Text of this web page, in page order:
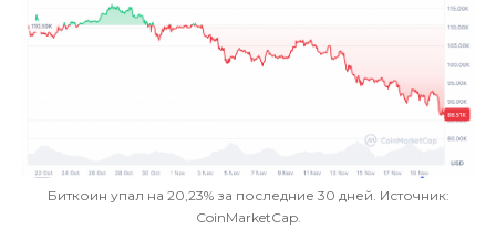
Биткоин упал на 20,23% за последние 30 дней. Источник:
CoinMarketCap.